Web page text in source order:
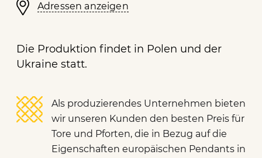
Adressen anzeigen
Die Produktion findet in Polen und der
Ukraine statt.
Als produzierendes Unternehmen bieten
wir unseren Kunden den besten Preis für
Tore und Pforten, die in Bezug auf die
Eigenschaften europäischen Pendants in